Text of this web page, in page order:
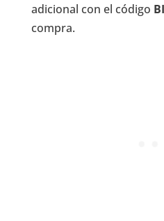
adicional con el código
compra.